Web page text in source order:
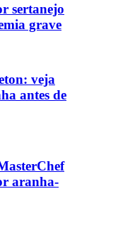
sertanejo
grave
veja
antes de
aranha-